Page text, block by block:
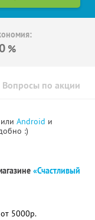
%
Вопросы по акции
или Android и
:)
«Счастливый
5000р.